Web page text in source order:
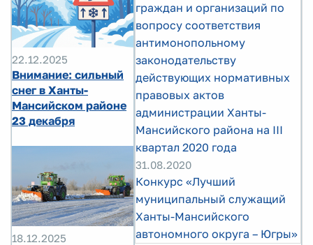
22.12.2025
Внимание: сильный
снег в Ханты-
Мансийском районе
23 декабря
18.12.2025
граждан и организаций по
вопросу соответствия
антимонопольному
законодательству
действующих нормативных
правовых актов
администрации Ханты-
Мансийского района на III
квартал 2020 года
31.08.2020
Конкурс «Лучший
муниципальный служащий
Ханты-Мансийского
автономного округа – Югры»